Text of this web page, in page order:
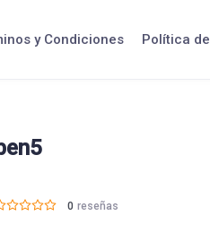
y Condiciones Política
0 reseñas